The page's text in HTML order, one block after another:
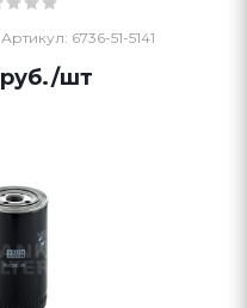
Артикул: 6736-51-5141
руб./шт